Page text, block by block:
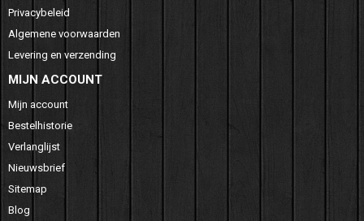
Privacybeleid
Algemene voorwaarden
Levering en verzending
MIJN ACCOUNT
Mijn account
Bestelhistorie
Verlanglijst
Nieuwsbrief
Sitemap
Blog